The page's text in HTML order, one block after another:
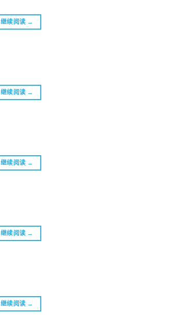
继续阅读 →
继续阅读 →
继续阅读 →
继续阅读 →
继续阅读 →